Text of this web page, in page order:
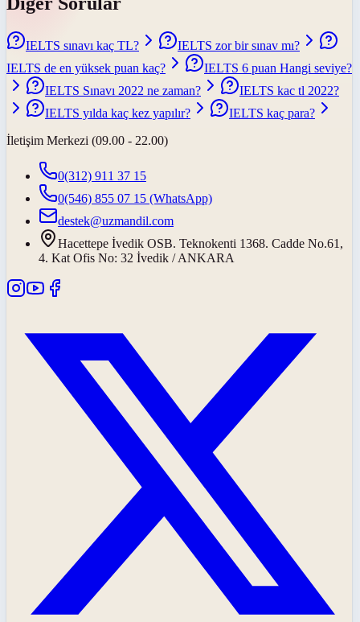
IELTS sınavı kaç TL?
IELTS zor bir sınav mı?
IELTS de en yüksek puan kaç?
IELTS 6 puan Hangi seviye?
IELTS Sınavı 2022 ne zaman?
IELTS kac tl 2022?
IELTS yılda kaç kez yapılır?
IELTS kaç para?
İletişim Merkezi (09.00 - 22.00)
0(312) 911 37 15
0(546) 855 07 15 (WhatsApp)
destek@uzmandil.com
Hacettepe İvedik OSB. Teknokenti 1368. Cadde No.61,
4. Kat Ofis No: 32 İvedik / ANKARA